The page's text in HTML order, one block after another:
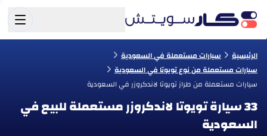
الرئيسية
سيارات مستعملة في السعودية
سيارات مستعملة من نوع تويوتا في السعودية
سيارات مستعملة من طراز تويوتا لاندكروزر في السعودية
33 سيارة تويوتا لاندكروزر مستعملة للبيع في
السعودية